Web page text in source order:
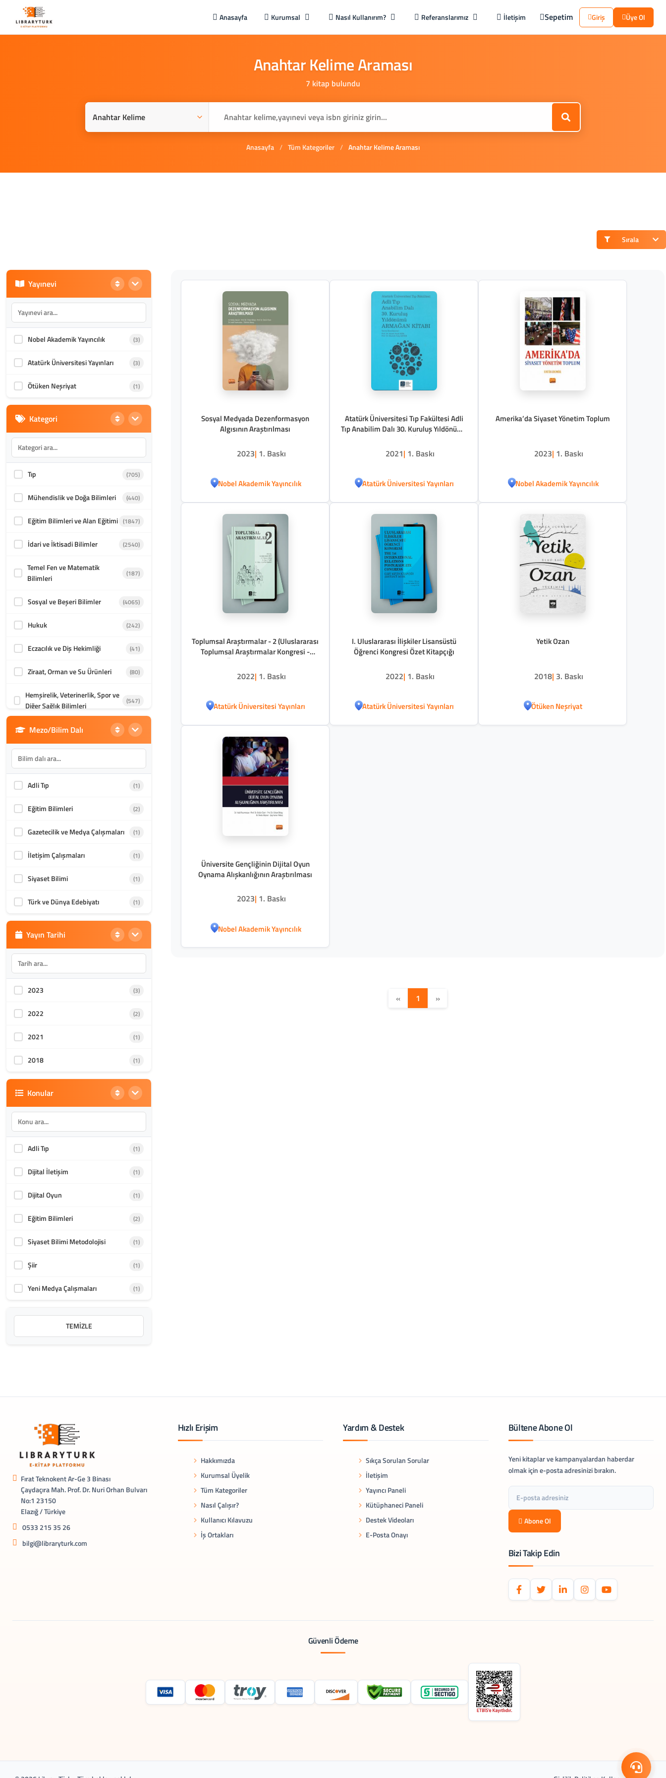
Anasayfa Kurumsal Nasıl Kullanırım? Referanslarımız İletişim Sepetim Giriş Üye Ol
AnahtarKelimeAraması
7 kitap bulundu
Anasayfa / Tüm Kategoriler / Anahtar Kelime Araması
Sırala
Yayınevi
Nobel Akademik Yayıncılık (3)
Atatürk Üniversitesi Yayınları (3)
Ötüken Neşriyat (1)
Kategori
Tıp (705)
Mühendislik ve Doğa Bilimleri (440)
Eğitim Bilimleri ve Alan Eğitimi (1847)
İdari ve İktisadi Bilimler (2540)
Temel Fen ve Matematik
Bilimleri
(187)
Sosyal ve Beşeri Bilimler (4065)
Hukuk (242)
Eczacılık ve Diş Hekimliği (41)
Ziraat, Orman ve Su Ürünleri (80)
Hemşirelik, Veterinerlik, Spor ve
Diğer Sağlık Bilimleri
(547)
Din Bilimleri (1986)
İletişim, Mimarlık ve Güzel
Sanatlar
Akademik Kültür (1588)
Mezo/Bilim Dalı
Adli Tıp (1)
Eğitim Bilimleri (2)
Gazetecilik ve Medya Çalışmaları (1)
İletişim Çalışmaları (1)
Siyaset Bilimi (1)
Türk ve Dünya Edebiyatı (1)
Yayın Tarihi
2023 (3)
2022 (2)
2021 (1)
2018 (1)
Konular
Adli Tıp (1)
Dijital İletişim (1)
Dijital Oyun (1)
Eğitim Bilimleri (2)
Siyaset Bilimi Metodolojisi (1)
Şiir (1)
Yeni Medya Çalışmaları (1)
TEMIZLE
Sosyal Medyada Dezenformasyon
Algısının Araştırılması
2023| 1. Baskı
Nobel Akademik Yayıncılık
Atatürk Üniversitesi Tıp Fakültesi Adli
Tıp Anabilim Dalı 30. Kuruluş Yıldönümü
Armağan Ki̇tabı
2021| 1. Baskı
Atatürk Üniversitesi Yayınları
Amerika’da Siyaset Yönetim Toplum
2023| 1. Baskı
Nobel Akademik Yayıncılık
Toplumsal Araştırmalar - 2 (Uluslararası
Toplumsal Araştırmalar Kongresi -
Özgün Çalışmalar)
2022| 1. Baskı
Atatürk Üniversitesi Yayınları
I. Uluslararası İlişkiler Lisansüstü
Öğrenci Kongresi Özet Kitapçığı
2022| 1. Baskı
Atatürk Üniversitesi Yayınları
Yetik Ozan
2018| 3. Baskı
Ötüken Neşriyat
Üniversite Gençliğinin Dijital Oyun
Oynama Alışkanlığının Araştırılması
2023| 1. Baskı
Nobel Akademik Yayıncılık
« 1 »
Fırat Teknokent Ar-Ge 3 Binası
Çaydaçıra Mah. Prof. Dr. Nuri Orhan Bulvarı
No:1 23150
Elazığ / Türkiye
0533 215 35 26
bilgi@libraryturk.com
Hızlı Erişim
Hakkımızda
Kurumsal Üyelik
Tüm Kategoriler
Nasıl Çalışır?
Kullanıcı Kılavuzu
İş Ortakları
Yardım & Destek
Sıkça Sorulan Sorular
İletişim
Yayıncı Paneli
Kütüphaneci Paneli
Destek Videoları
E-Posta Onayı
Bültene Abone Ol
Yeni kitaplar ve kampanyalardan haberdar
olmak için e-posta adresinizi bırakın.
Abone Ol
Bizi Takip Edin
Güvenli Ödeme